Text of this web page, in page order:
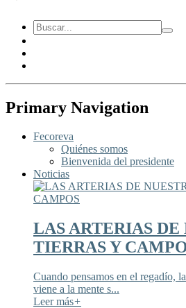
Primary Navigation
Fecoreva
Quiénes somos
Bienvenida del presidente
Noticias
LAS ARTERIAS DE
TIERRAS Y
Cuando pensamos en el regadío,
viene a la mente s...
Leer más+